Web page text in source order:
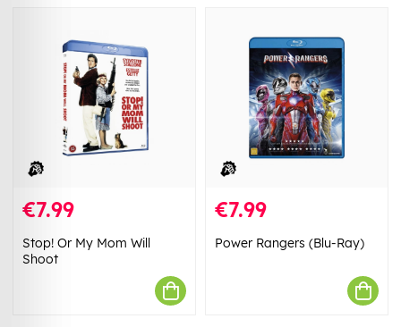
€7.99
Stop! Or My Mom Will
Shoot
€7.99
Power Rangers (Blu-Ray)